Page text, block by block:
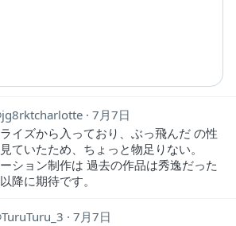
jg8rktcharlotte 7月7日
イズから入っており、ぶっ飛んだ の性
ていたため、ちょっと物足りない。
ション制作は 過去の作品は秀逸だった
降に期待です。
TuruTuru_3
7月7日